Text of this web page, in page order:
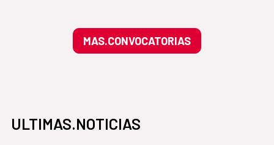
MAS.CONVOCATORIAS
ULTIMAS.NOTICIAS